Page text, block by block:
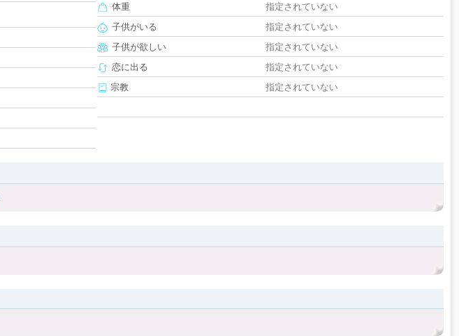
体重
指定されていない
子供がいる
指定されていない
子供が欲しい
指定されていない
恋に出る
指定されていない
宗教
指定されていない